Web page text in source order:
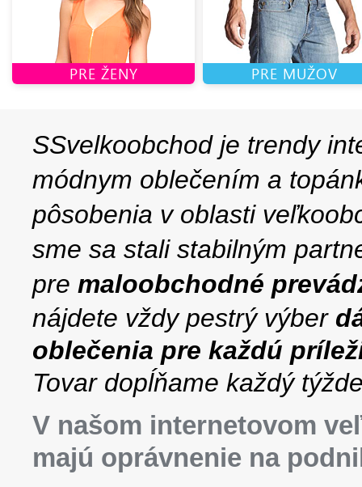
PRE ŽENY PRE MUŽOV
SSvelkoobchod je trendy
módnym oblečením a
pôsobenia v oblasti
sme sa stali stabilným
pre maloobchodné
nájdete vždy pestrý výber
oblečenia pre každú
Tovar dopĺňame každý
V našom internetovom
majú oprávnenie na